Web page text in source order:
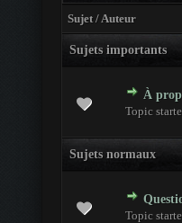
Sujet/Auteur
Sujets importants
À
Topic
- 0 sur 5 en moyenne
345
Sujets normaux
Topic
- 0 sur 5 en moyenne
345